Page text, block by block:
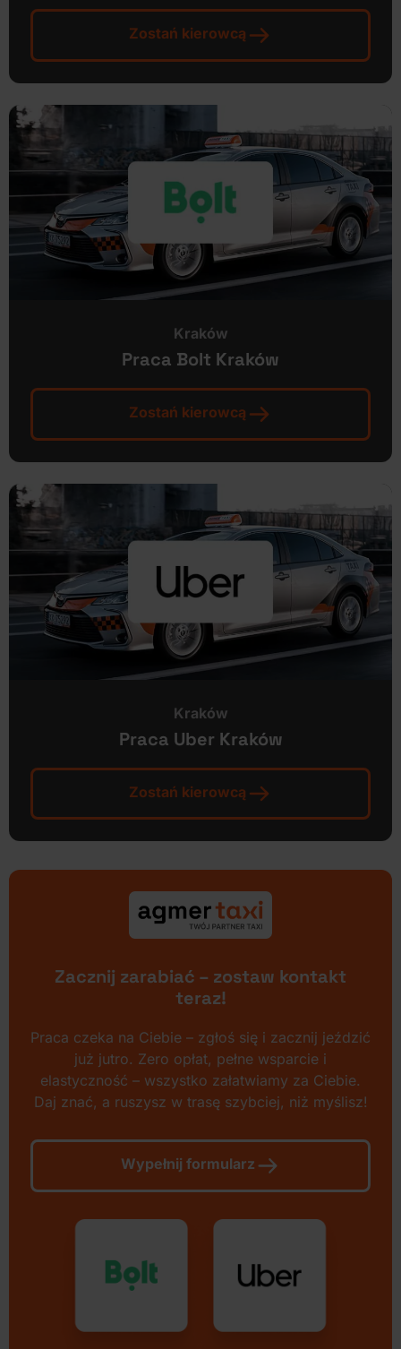
Zostań kierowcą
Kraków
Praca Bolt Kraków
Zostań kierowcą
Kraków
Praca Uber Kraków
Zostań kierowcą
Zacznij zarabiać – zostaw kontakt
teraz!
Praca czeka na Ciebie – zgłoś się i zacznij jeździć
już jutro. Zero opłat, pełne wsparcie i
elastyczność – wszystko załatwiamy za Ciebie.
Daj znać, a ruszysz w trasę szybciej, niż myślisz!
Wypełnij formularz